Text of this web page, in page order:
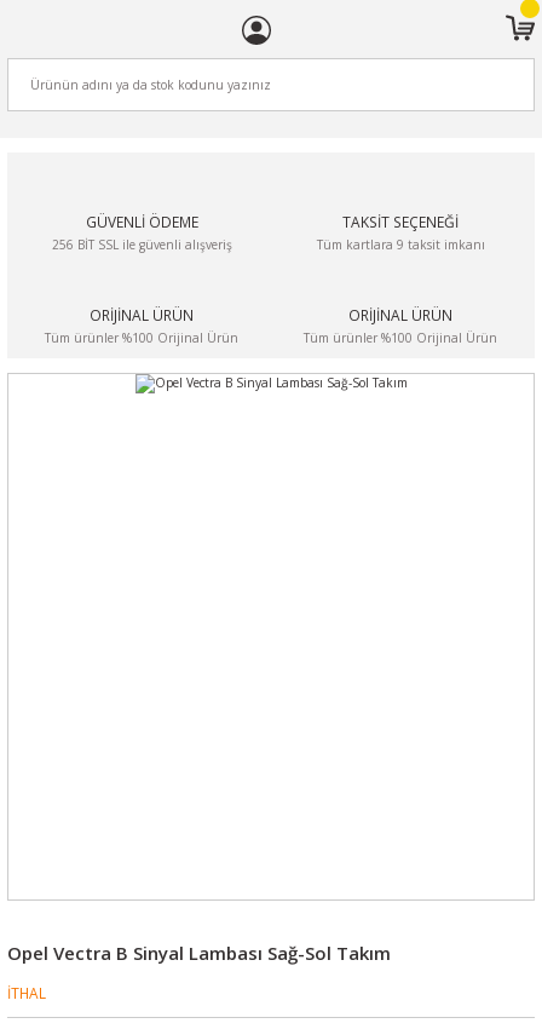
GÜVENLİ ÖDEME
256 BİT SSL ile güvenli alışveriş
TAKSİT SEÇENEĞİ
Tüm kartlara 9 taksit imkanı
ORİJİNAL ÜRÜN
Tüm ürünler %100 Orijinal Ürün
ORİJİNAL ÜRÜN
Tüm ürünler %100 Orijinal Ürün
Opel Vectra B Sinyal Lambası Sağ-Sol Takım
İTHAL